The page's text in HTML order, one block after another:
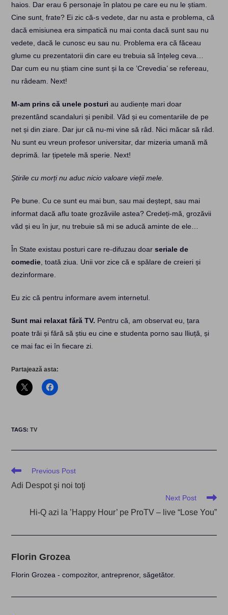
haios. Dar erau 6 personaje în platou pe care eu nu le știam.
Cine sunt, frate? Ei zic că-s vedete, dar nu asta e problema, că
dacă emisiunea era simpatică nu mai conta dacă sunt sau nu
vedete, dacă le cunosc eu sau nu. Problema era că făceau
glume cu prezentatorii din care eu trebuia să înțeleg ceva…
Dar cum eu nu știam cine sunt și la ce ’Crevedia’ se refereau,
nu râdeam. Next!
M-am prins că unele posturi au audiențe mari doar
prezentând scandaluri și penibil. Văd și eu comentariile de pe
net și din ziare. Dar jur că nu-mi vine să râd. Nici măcar să râd.
Nu sunt eu vreun profesor universitar, dar mizeria umană mă
deprimă. Iar țipetele mă sperie. Next!
Știrile cu morți nu aduc nicio valoare vieții mele.
Pe bune. Cu ce sunt eu mai bun, sau mai deștept, sau mai
informat dacă aflu toate grozăviile astea? Credeți-mă, grozăvii
văd și eu în jur, nu trebuie să mi se aducă aminte de ele…
În State existau posturi care re-difuzau doarseriale de
comedie , toată ziua. Unii vor zice că e spălare de creieri și
dezinformare.
Eu zic că pentru informare avem internetul.
Sunt mai relaxat fără TV. Pentru că, am observat eu, țara
poate trăi și fără să știu eu cine e studenta porno sau Iliuță, și
ce mai fac ei în fiecare zi.
Partajează asta:
TAGS:TV
Read
articles
Previous Post
Adi Despot şi noi toţi
Next Post
Hi-Q azi la ’Happy Hour’ pe ProTV – live “Lose You”
Florin Grozea
Florin Grozea - compozitor, antreprenor, săgetător.